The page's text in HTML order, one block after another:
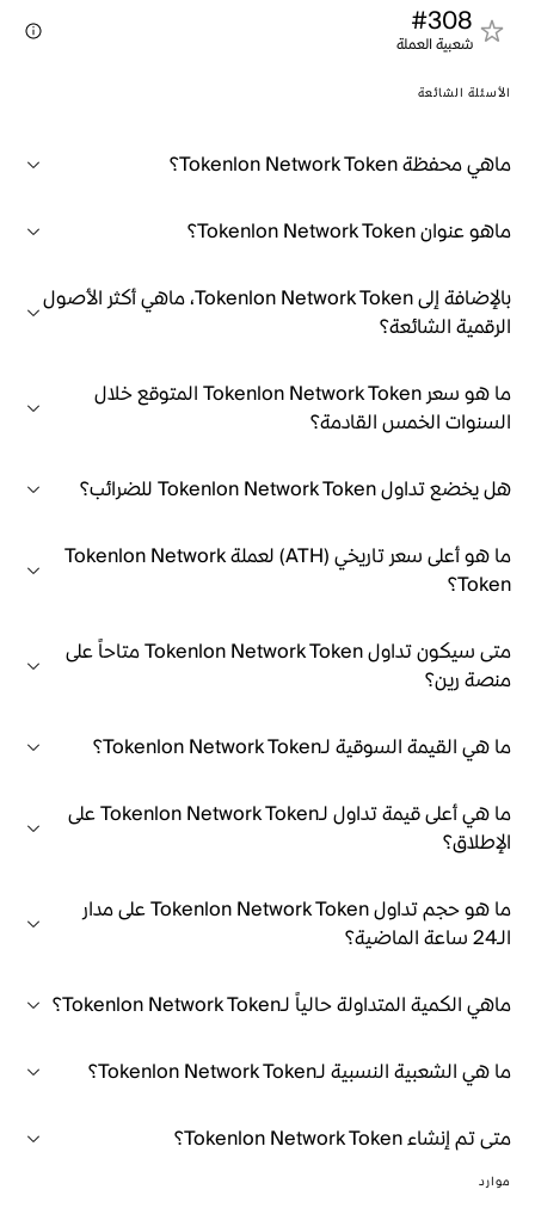
#308
شعبية العملة
الأسئلة الشائعة
ماهي محفظة Tokenlon Network Token؟
ماهو عنوان Tokenlon Network Token؟
بالإضافة إلى Tokenlon Network Token، ماهي أكثر الأصول
الرقمية الشائعة؟
ما هو سعر Tokenlon Network Token المتوقع خلال
السنوات الخمس القادمة؟
هل يخضع تداول Tokenlon Network Token للضرائب؟
ما هو أعلى سعر تاريخي (ATH) لعملة Tokenlon Network
Token؟
متى سيكون تداول Tokenlon Network Token متاحاً على
منصة رين؟
ما هي القيمة السوقية لـTokenlon Network Token؟
ما هي أعلى قيمة تداول لـTokenlon Network Token على
الإطلاق؟
ما هو حجم تداول Tokenlon Network Token على مدار
الـ24 ساعة الماضية؟
ماهي الكمية المتداولة حالياً لـTokenlon Network Token؟
ما هي الشعبية النسبية لـTokenlon Network Token؟
متى تم إنشاء Tokenlon Network Token؟
موارد